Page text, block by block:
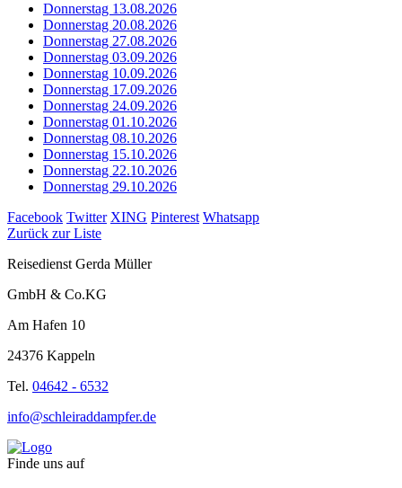
Donnerstag 13.08.2026
Donnerstag 20.08.2026
Donnerstag 27.08.2026
Donnerstag 03.09.2026
Donnerstag 10.09.2026
Donnerstag 17.09.2026
Donnerstag 24.09.2026
Donnerstag 01.10.2026
Donnerstag 08.10.2026
Donnerstag 15.10.2026
Donnerstag 22.10.2026
Donnerstag 29.10.2026
Facebook Twitter XING Pinterest Whatsapp
Zurück zur Liste
Reisedienst Gerda Müller
GmbH & Co.KG
Am Hafen 10
24376 Kappeln
Tel. 04642 - 6532
info@schleiraddampfer.de
Finde uns auf